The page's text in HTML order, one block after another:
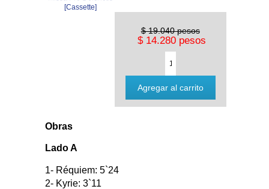
$ 19.040 pesos
$ 14.280 pesos
Obras
Lado A
1- Réquiem: 5`24
2- Kyrie: 3`11